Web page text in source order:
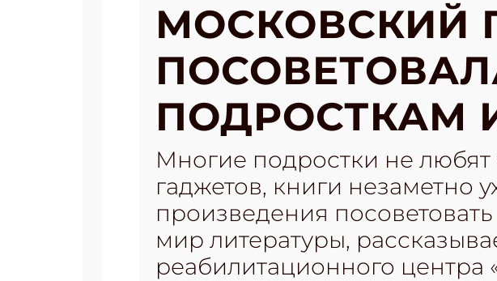
МОСКОВСКИЙ
ПОДРОСТКАМ
Многие подростки не любят
гаджетов, книги незаметно
произведения посоветовать
мир литературы,
реабилитационного центра